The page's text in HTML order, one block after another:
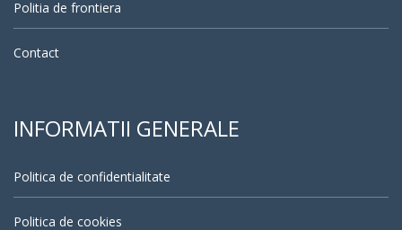
Politia de frontiera
Contact
INFORMATII GENERALE
Politica de confidentialitate
Politica de cookies